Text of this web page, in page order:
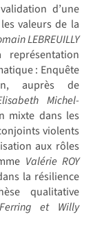
d’une
valeurs de la
LEBREUILLY
: Enquête
auprès de
Michel-
mixte dans les
violents
aux rôles
Valérie ROY
la résilience
qualitative
et Willy